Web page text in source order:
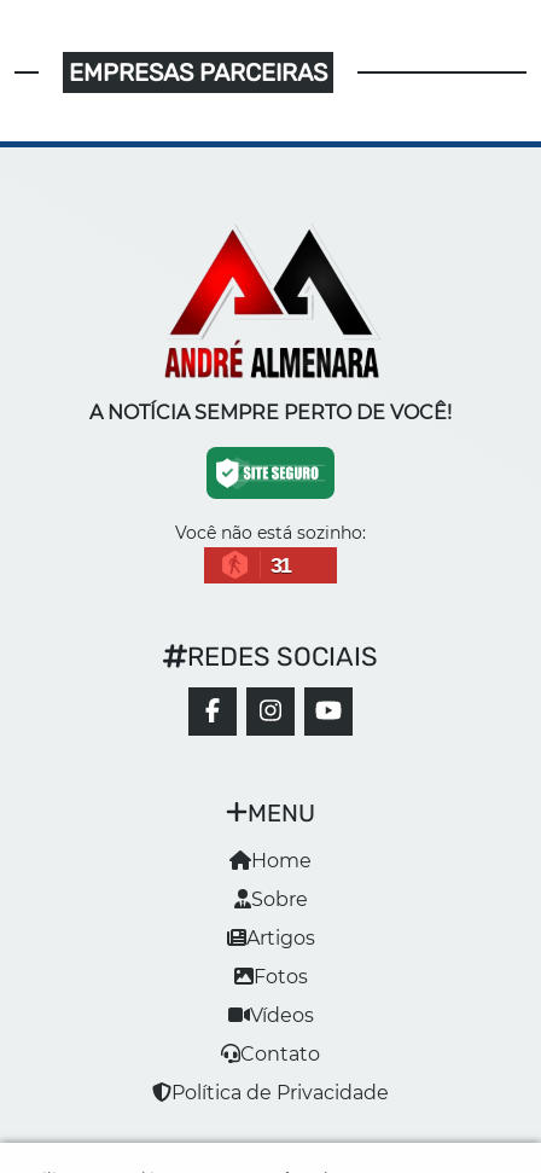
EMPRESAS PARCEIRAS
A NOTÍCIA SEMPRE PERTO DE VOCÊ!
Você não está sozinho:
31
MENU
Home
Sobre
Artigos
Fotos
Vídeos
Contato
Política de Privacidade
REDES SOCIAIS